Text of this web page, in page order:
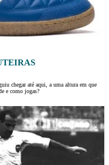
chegar até aqui, a uma altura em que
e como jogas?